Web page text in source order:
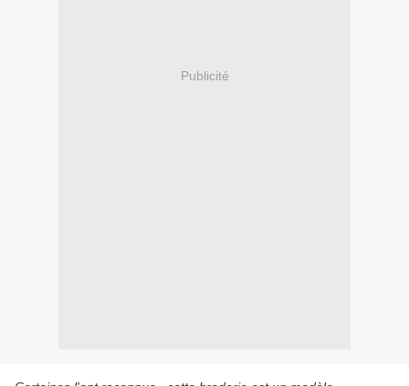
Publicité